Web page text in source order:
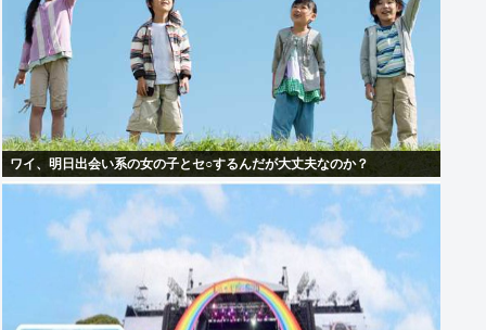
ワイ、明日出会い系の女の子とセ○するんだが大丈夫なのか？